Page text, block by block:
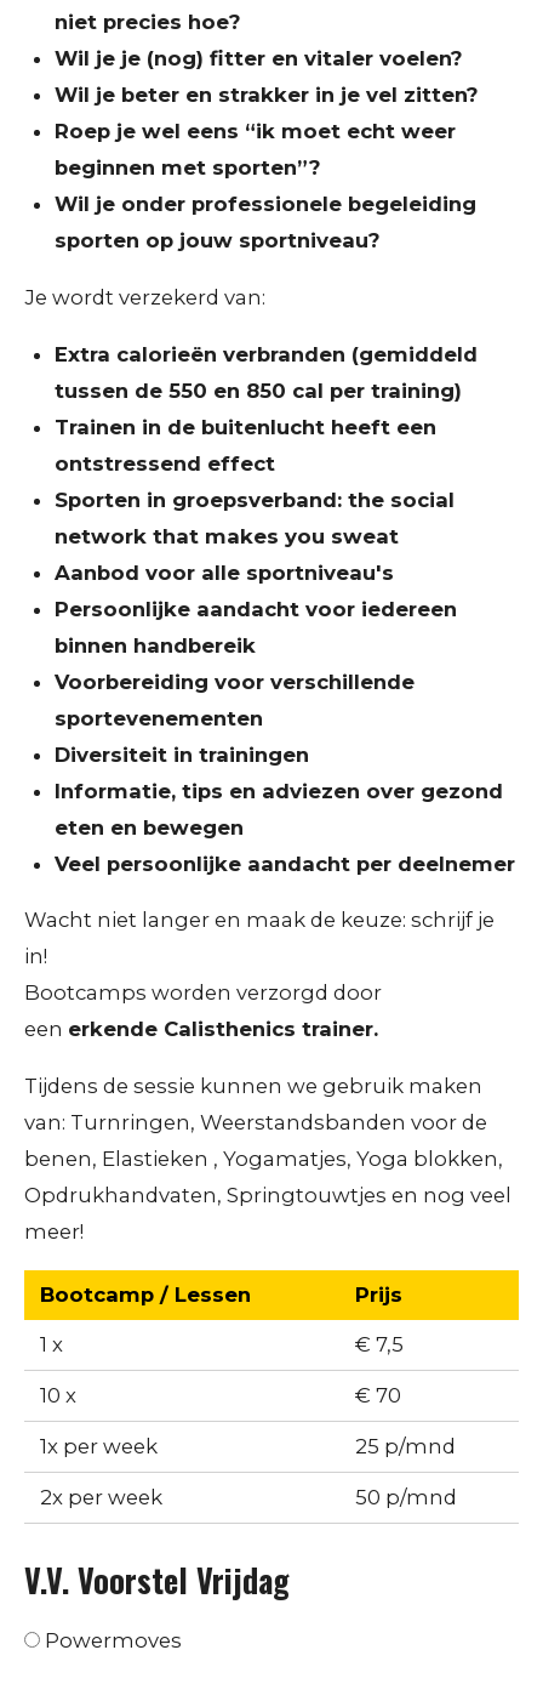
niet precies hoe?
Wil je je (nog) fitter en vitaler voelen?
Wil je beter en strakker in je vel zitten?
Roep je wel eens “ik moet echt weer
beginnen met sporten”?
Wil je onder professionele begeleiding
sporten op jouw sportniveau?
Je wordt verzekerd van:
Extra calorieën verbranden (gemiddeld
tussen de 550 en 850 cal per training)
Trainen in de buitenlucht heeft een
ontstressend effect
Sporten in groepsverband: the social
network that makes you sweat
Aanbod voor alle sportniveau's
Persoonlijke aandacht voor iedereen
binnen handbereik
Voorbereiding voor verschillende
sportevenementen
Diversiteit in trainingen
Informatie, tips en adviezen over gezond
eten en bewegen
Veel persoonlijke aandacht per deelnemer
Wacht niet langer en maak de keuze: schrijf je
in!
Bootcamps worden verzorgd door
een erkende Calisthenics trainer.
Tijdens de sessie kunnen we gebruik maken
van: Turnringen, Weerstandsbanden voor de
benen, Elastieken , Yogamatjes, Yoga blokken,
Opdrukhandvaten, Springtouwtjes en nog veel
meer!
Bootcamp / Lessen Prijs
1 x € 7,5
10 x € 70
1x per week 25 p/mnd
2x per week 50 p/mnd
V.V. Voorstel Vrijdag
Powermoves